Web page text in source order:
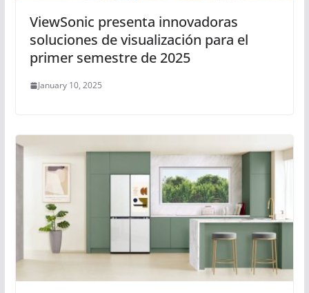
ViewSonic presenta innovadoras
soluciones de visualización para el
primer semestre de 2025
January 10, 2025